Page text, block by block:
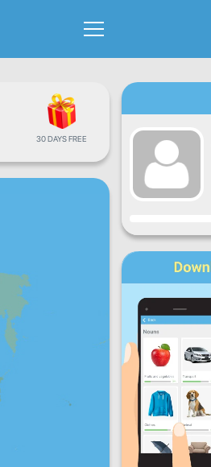
30 DAYS FREE
일일 진행상황
월별 진행상황